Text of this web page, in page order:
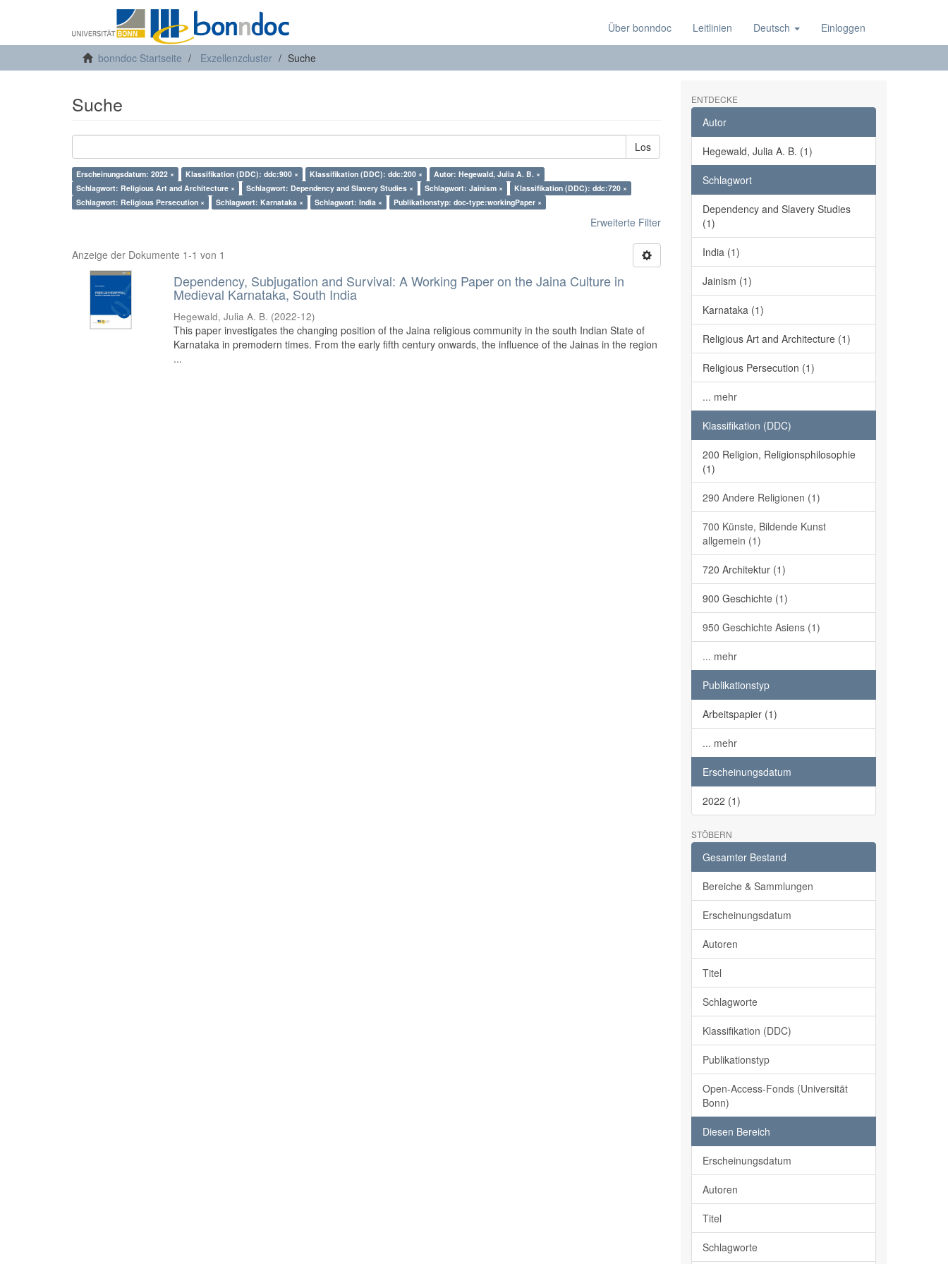
Über bonndoc Leitlinien Deutsch Einloggen
bonndoc Startseite Exzellenzcluster Suche
Suche
Los
Erscheinungsdatum: 2022 × Klassifikation (DDC): ddc:900 × Klassifikation (DDC): ddc:200 ×
Autor: Hegewald, Julia A. B. ×
Schlagwort: Religious Art and Architecture ×
Schlagwort: Dependency and Slavery Studies × Schlagwort: Jainism ×
Klassifikation (DDC): ddc:720 ×
Schlagwort: Religious Persecution ×
Schlagwort: Karnataka × Schlagwort: India × Publikationstyp: doc-type:workingPaper ×
Erweiterte Filter
Anzeige der Dokumente 1-1 von 1
Dependency, Subjugation and Survival: A Working Paper on the Jaina Culture in
Medieval Karnataka, South India
Hegewald, Julia A. B. (2022-12)
This paper investigates the changing position of the Jaina religious community in the south Indian State of
Karnataka in premodern times. From the early fifth century onwards, the influence of the Jainas in the region
...
ENTDECKE
Autor
Hegewald, Julia A. B. (1)
Schlagwort
Dependency and Slavery Studies
(1)
India (1)
Jainism (1)
Karnataka (1)
Religious Art and Architecture (1)
Religious Persecution (1)
... mehr
Klassifikation (DDC)
200 Religion, Religionsphilosophie
(1)
290 Andere Religionen (1)
700 Künste, Bildende Kunst
allgemein (1)
720 Architektur (1)
900 Geschichte (1)
950 Geschichte Asiens (1)
... mehr
Publikationstyp
Arbeitspapier (1)
... mehr
Erscheinungsdatum
2022 (1)
STÖBERN
Gesamter Bestand
Bereiche & Sammlungen
Erscheinungsdatum
Autoren
Titel
Schlagworte
Klassifikation (DDC)
Publikationstyp
Open-Access-Fonds (Universität
Bonn)
Diesen Bereich
Erscheinungsdatum
Autoren
Titel
Schlagworte